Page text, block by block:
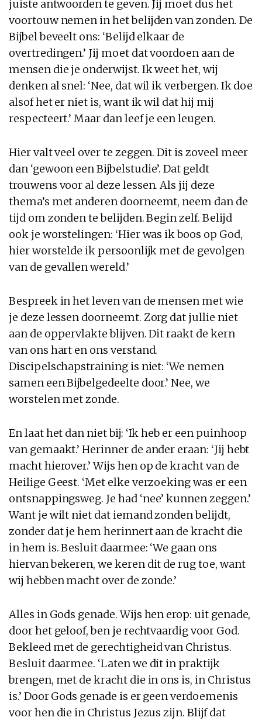
juiste antwoorden te geven. Jij moet dus het
voortouw nemen in het belijden van zonden. De
Bijbel beveelt ons: ‘Belijd elkaar de
overtredingen.’ Jij moet dat voordoen aan de
mensen die je onderwijst. Ik weet het, wij
denken al snel: ‘Nee, dat wil ik verbergen. Ik doe
alsof het er niet is, want ik wil dat hij mij
respecteert.’ Maar dan leef je een leugen.
Hier valt veel over te zeggen. Dit is zoveel meer
dan ‘gewoon een Bijbelstudie’. Dat geldt
trouwens voor al deze lessen. Als jij deze
thema’s met anderen doorneemt, neem dan de
tijd om zonden te belijden. Begin zelf. Belijd
ook je worstelingen: ‘Hier was ik boos op God,
hier worstelde ik persoonlijk met de gevolgen
van de gevallen wereld.’
Bespreek in het leven van de mensen met wie
je deze lessen doorneemt. Zorg dat jullie niet
aan de oppervlakte blijven. Dit raakt de kern
van ons hart en ons verstand.
Discipelschapstraining is niet: ‘We nemen
samen een Bijbelgedeelte door.’ Nee, we
worstelen met zonde.
En laat het dan niet bij: ‘Ik heb er een puinhoop
van gemaakt.’ Herinner de ander eraan: ‘Jij hebt
macht hierover.’ Wijs hen op de kracht van de
Heilige Geest. ‘Met elke verzoeking was er een
ontsnappingsweg. Je had ‘nee’ kunnen zeggen.’
Want je wilt niet dat iemand zonden belijdt,
zonder dat je hem herinnert aan de kracht die
in hem is. Besluit daarmee: ‘We gaan ons
hiervan bekeren, we keren dit de rug toe, want
wij hebben macht over de zonde.’
Alles in Gods genade. Wijs hen erop: uit genade,
door het geloof, ben je rechtvaardig voor God.
Bekleed met de gerechtigheid van Christus.
Besluit daarmee. ‘Laten we dit in praktijk
brengen, met de kracht die in ons is, in Christus
is.’ Door Gods genade is er geen verdoemenis
voor hen die in Christus Jezus zijn. Blijf dat